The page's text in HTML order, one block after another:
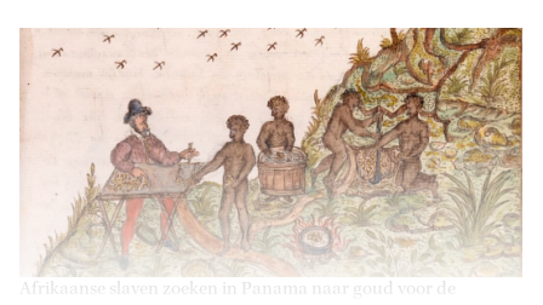
Afrikaanse slaven zoeken in Panama naar goud voor de